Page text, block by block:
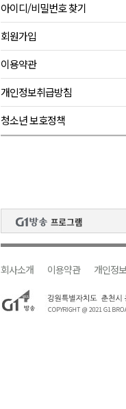
도-시군 첫 간담
이 대통령, 사북
여름축제 더위와
강원도, 최휘영
이광재 국회 예
검찰청 폐지..해결
강원자치도교육
아이디/비밀번호 찾기
회원가입
이용약관
개인정보취급방침
청소년 보호정책
회사소개 이용약관 개인정